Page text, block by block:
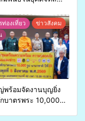
ารองค์กร ระดมสมอง
างการทำงาน ปูทาง
างภาพลักษณ์ที่ดีของ
าลัย
องเที่ยว
ข่าวสังคม
พร้อมจัดงานบุญยิ่ง
บาตรพระ 10,000